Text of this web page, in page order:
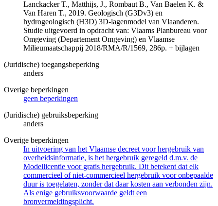
Lanckacker T., Matthijs, J., Rombaut B., Van Baelen K. &
Van Haren T., 2019. Geologisch (G3Dv3) en
hydrogeologisch (H3D) 3D-lagenmodel van Vlaanderen.
Studie uitgevoerd in opdracht van: Vlaams Planbureau voor
Omgeving (Departement Omgeving) en Vlaamse
Milieumaatschappij 2018/RMA/R/1569, 286p. + bijlagen
(Juridische) toegangsbeperking
anders
Overige beperkingen
geen beperkingen
(Juridische) gebruiksbeperking
anders
Overige beperkingen
In uitvoering van het Vlaamse decreet voor hergebruik van
overheidsinformatie, is het hergebruik geregeld d.m.v. de
Modellicentie voor gratis hergebruik. Dit betekent dat elk
commercieel of niet-commercieel hergebruik voor onbepaalde
duur is toegelaten, zonder dat daar kosten aan verbonden zijn.
Als enige gebruiksvoorwaarde geldt een
bronvermeldingsplicht.